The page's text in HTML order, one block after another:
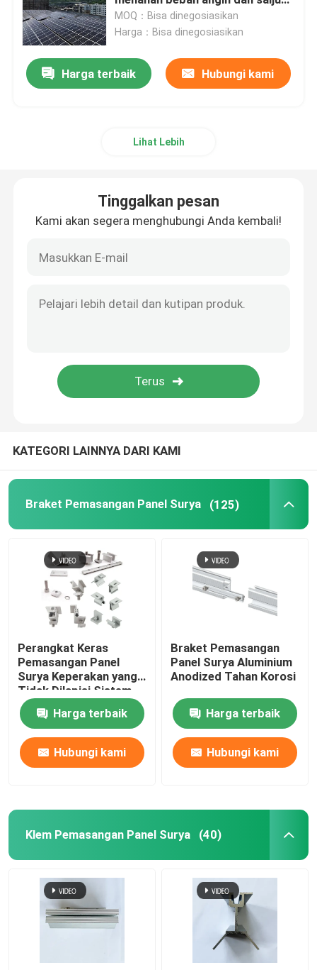
Klem Pemasangan Panel Surya
Rel Pemasangan Panel Surya
Kit Sambungan Rel
Dudukan Miring Panel Surya
Kait Atap Surya
Baki Kabel Galvanis
yang tinggi yang memberikan
dukungan untuk panel surya di
MOQ：Bisa dinegosiasikan
Harga：Bisa dinegosiasikan
Harga terbaik Hubungi kami
Lihat Lebih
Tinggalkan pesan
Kami akan segera menghubungi Anda kembali!
KATEGORI LAINNYA DARI KAMI
Braket Pemasangan Panel Surya (125)
Perangkat Keras
Pemasangan Panel
Surya Keperakan yang
Tidak Dilapisi Sistem
Pemasangan Surya
Tanah Aluminium
Harga terbaik
Hubungi kami
Braket Pemasangan
Panel Surya Aluminium
Anodized Tahan Korosi
Harga terbaik
Hubungi kami
Klem Pemasangan Panel Surya (40)